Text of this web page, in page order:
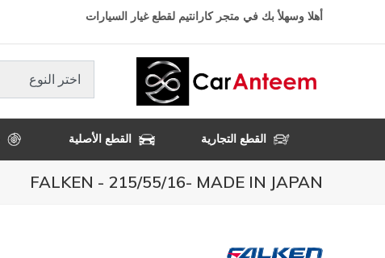
المحتوى
أهلا وسهلأ بك في متجر كارانتيم لقطع غيار السيارات
القطع التجارية القطع الأصلية
FALKEN - 215/55/16- MADE IN JAPAN